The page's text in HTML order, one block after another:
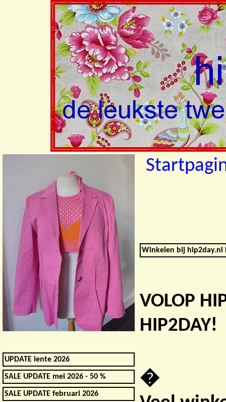
UPDATE lente 2026
SALE UPDATE mei 2026 - 50 %
SALE UPDATE februari 2026
Winkelen bij hip2day.nl
VOLOP
HIP2DAY!
�